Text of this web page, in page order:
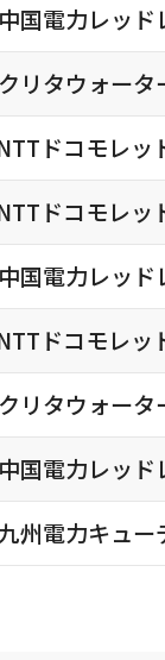
中国電力レッ
クリタウォー
ドコモレッ
ドコモレッ
中国電力レッ
ドコモレッ
クリタウォー
中国電力レッ
州電力キュー